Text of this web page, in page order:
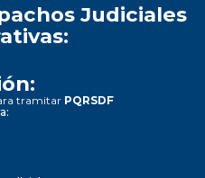
Judiciales
tramitar PQRSDF